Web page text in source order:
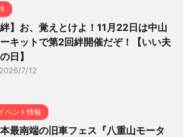
絆】お、覚えとけよ！11月22日は中山
キットで第2回絆開催だぞ！【いい夫
日】
2026/7/12
ベント情報
最南端の旧車フェス『八重山モータ